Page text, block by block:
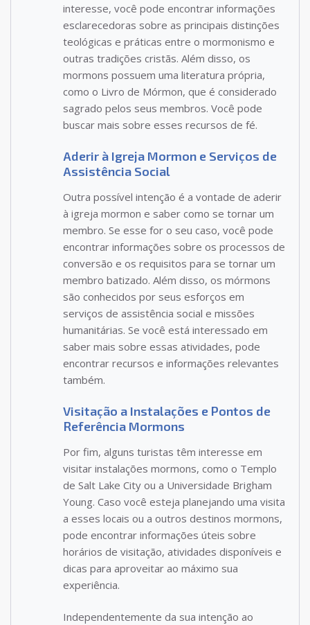
interesse, você pode encontrar informações
esclarecedoras sobre as principais distinções
teológicas e práticas entre o mormonismo e
outras tradições cristãs. Além disso, os
mormons possuem uma literatura própria,
como o Livro de Mórmon, que é considerado
sagrado pelos seus membros. Você pode
buscar mais sobre esses recursos de fé.
Aderir à Igreja Mormon e Serviços de
Assistência Social
Outra possível intenção é a vontade de aderir
à igreja mormon e saber como se tornar um
membro. Se esse for o seu caso, você pode
encontrar informações sobre os processos de
conversão e os requisitos para se tornar um
membro batizado. Além disso, os mórmons
são conhecidos por seus esforços em
serviços de assistência social e missões
humanitárias. Se você está interessado em
saber mais sobre essas atividades, pode
encontrar recursos e informações relevantes
também.
Visitação a Instalações e Pontos de
Referência Mormons
Por fim, alguns turistas têm interesse em
visitar instalações mormons, como o Templo
de Salt Lake City ou a Universidade Brigham
Young. Caso você esteja planejando uma visita
a esses locais ou a outros destinos mormons,
pode encontrar informações úteis sobre
horários de visitação, atividades disponíveis e
dicas para aproveitar ao máximo sua
experiência.
Independentemente da sua intenção ao